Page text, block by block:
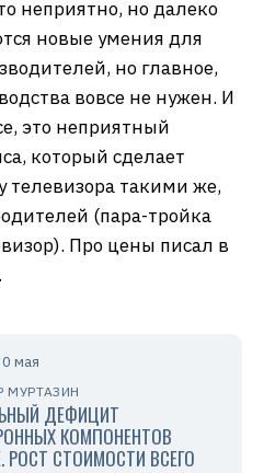
неприятно, но далеко
новые умения для
но главное,
вовсе не нужен. И
это неприятный
который сделает
телевизора такими же,
(пара-тройка
Про цены писал в
мая
МУРТАЗИН
ДЕФИЦИТ
КОМПОНЕНТОВ
РОСТ СТОИМОСТИ ВСЕГО